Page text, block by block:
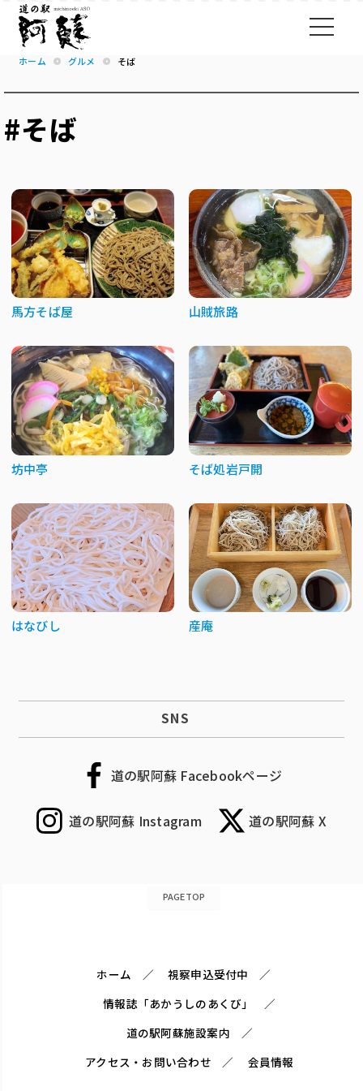
ホーム グルメ そば
#そば
馬方そば屋 山賊旅路
坊中亭 そば処岩戸開
はなびし 産庵
SNS
道の駅阿蘇 Facebookページ
道の駅阿蘇 Instagram 道の駅阿蘇 X
PAGETOP
ホーム
視察申込受付中
情報誌「あかうしのあくび」
道の駅阿蘇施設案内
アクセス・お問い合わせ
会員情報